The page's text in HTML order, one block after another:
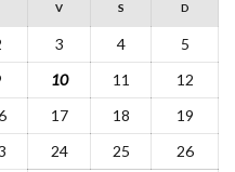
V S D
3 4
5
10 11
12
17 18
19
24 25
26